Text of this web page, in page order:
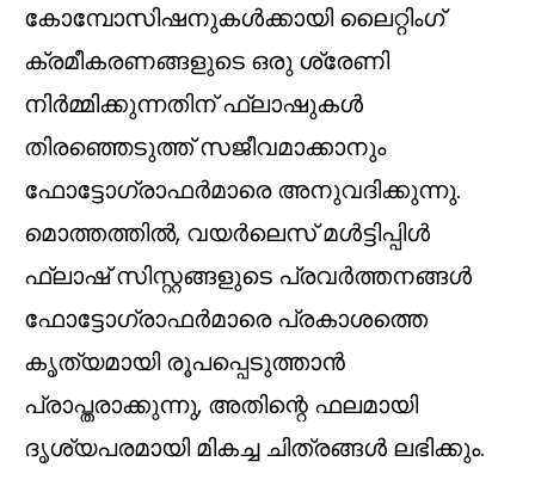
കോമ്പോസിഷനുകൾക്കായി ലൈറ്റിംഗ്
ക്രമീകരണങ്ങളുടെ ഒരു ശ്രേണി
നിർമ്മിക്കുന്നതിന് ഫ്ലാഷുകൾ
തിരഞ്ഞെടുത്ത് സജീവമാക്കാനും
ഫോട്ടോഗ്രാഫർമാരെ അനുവദിക്കുന്നു.
മൊത്തത്തിൽ, വയർലെസ് മൾട്ടിപ്പിൾ
ഫ്ലാഷ് സിസ്റ്റങ്ങളുടെ പ്രവർത്തനങ്ങൾ
ഫോട്ടോഗ്രാഫർമാരെ പ്രകാശത്തെ
കൃത്യമായി രൂപപ്പെടുത്താൻ
പ്രാപ്തരാക്കുന്നു, അതിന്റെ ഫലമായി
ദൃശ്യപരമായി മികച്ച ചിത്രങ്ങൾ ലഭിക്കും.